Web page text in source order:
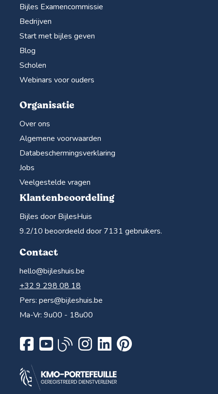
Bijles Examencommissie
Bedrijven
Start met bijles geven
Blog
Scholen
Webinars voor ouders
Organisatie
Over ons
Algemene voorwaarden
Databeschermingsverklaring
Jobs
Veelgestelde vragen
Klantenbeoordeling
Bijles door BijlesHuis
9.2/10 beoordeeld door 7131 gebruikers.
Contact
hello@bijleshuis.be
+32 9 298 08 18
Pers: pers@bijleshuis.be
Ma-Vr: 9u00 - 18u00